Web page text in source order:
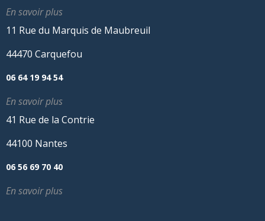
En savoir plus
11 Rue du Marquis de Maubreuil
44470 Carquefou
06 64 19 94 54
En savoir plus
41 Rue de la Contrie
44100 Nantes
06 56 69 70 40
En savoir plus